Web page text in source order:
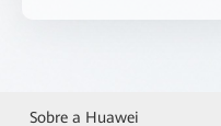
Sobre a Huawei